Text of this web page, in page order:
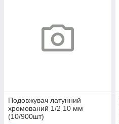
Подовжувач латунний
хромований 1/2 10 мм
(10/900шт)